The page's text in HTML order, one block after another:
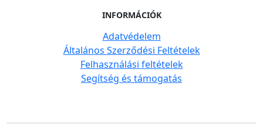
INFORMÁCIÓK
Adatvédelem
Általános Szerződési Feltételek
Felhasználási feltételek
Segítség és támogatás